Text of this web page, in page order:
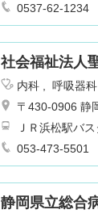
0537-62-1234
社会福祉法人
ンター
内科 呼吸器科
〒430-0906 静
ＪＲ浜松駅バ
053-473-5501
静岡県立総合